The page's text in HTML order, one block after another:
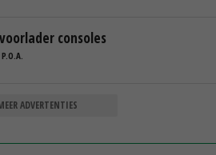
consoles
ADVERTENTIES